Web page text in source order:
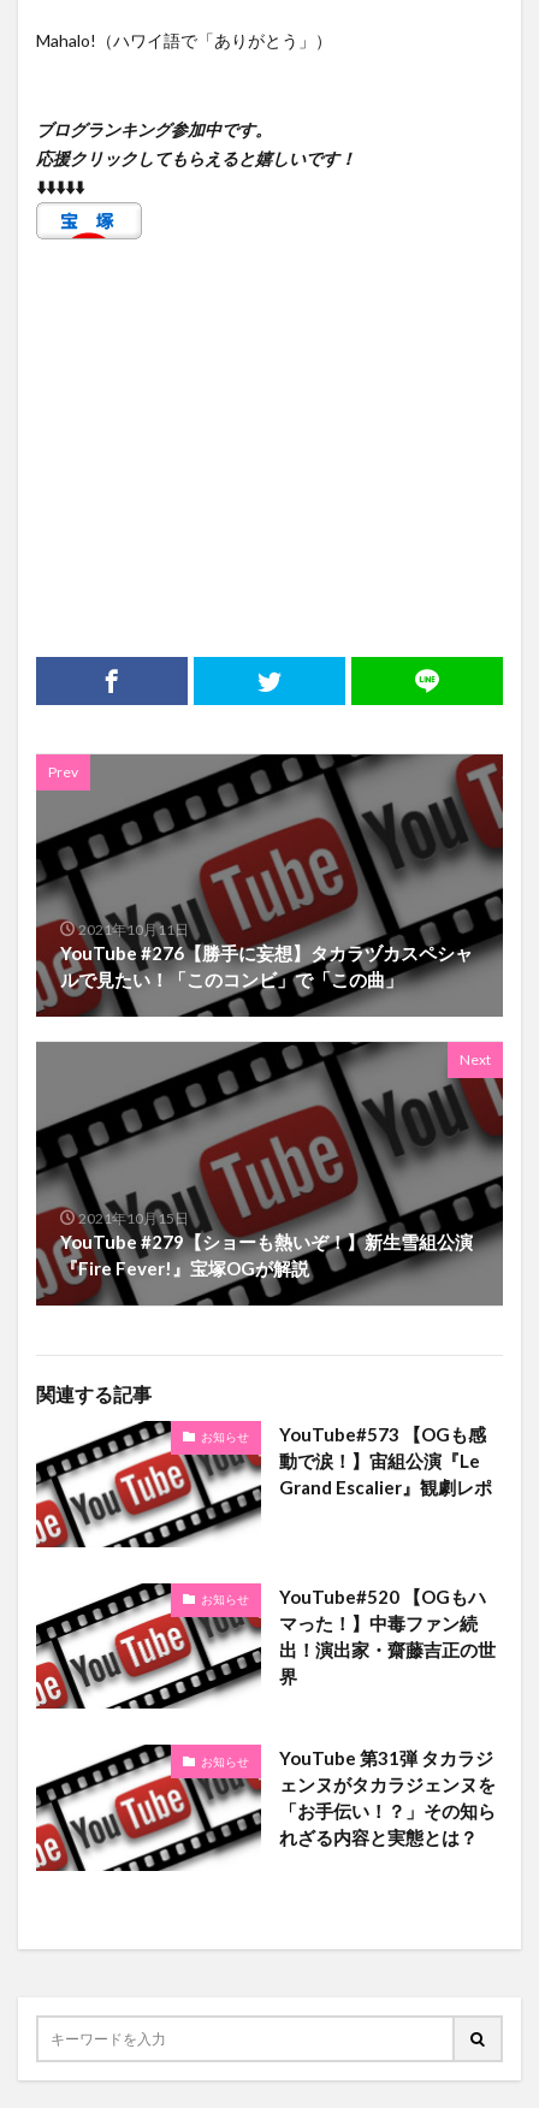
Mahalo!（ハワイ語で「ありがとう」）
ブログランキング参加中です。
応援クリックしてもらえると嬉しいです！
⬇️⬇️⬇️⬇️⬇️
Prev
2021年10月11日
YouTube #276【勝手に妄想】タカラヅカスペシャ
ルで見たい！「このコンビ」で「この曲」
Next
2021年10月15日
YouTube #279【ショーも熱いぞ！】新生雪組公演
『Fire Fever!』宝塚OGが解説
関連する記事
お知らせ
YouTube#573 【OGも感
動で涙！】宙組公演『Le
Grand Escalier』観劇レポ
お知らせ
YouTube#520 【OGもハ
マった！】中毒ファン続
出！演出家・齋藤吉正の世
界
お知らせ
YouTube 第31弾 タカラジ
ェンヌがタカラジェンヌを
「お手伝い！？」その知ら
れざる内容と実態とは？